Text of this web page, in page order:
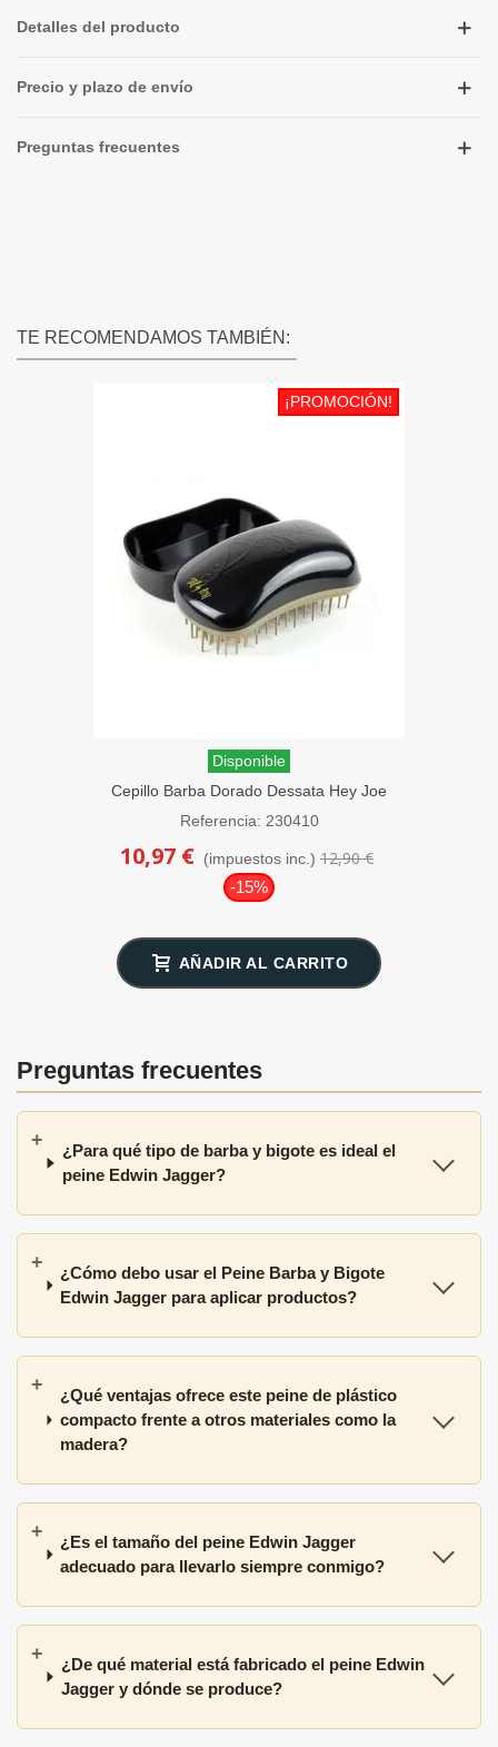
Detalles del producto
Precio y plazo de envío
Preguntas frecuentes
TE RECOMENDAMOS TAMBIÉN:
¡PROMOCIÓN!
Disponible
Cepillo Barba Dorado Dessata Hey Joe
Referencia: 230410
10,97 € (impuestos inc.) 12,90 €
-15%
AÑADIR AL CARRITO
Preguntas frecuentes
¿Para qué tipo de barba y bigote es ideal el
peine Edwin Jagger?
¿Cómo debo usar el Peine Barba y Bigote
Edwin Jagger para aplicar productos?
¿Qué ventajas ofrece este peine de plástico
compacto frente a otros materiales como la
madera?
¿Es el tamaño del peine Edwin Jagger
adecuado para llevarlo siempre conmigo?
¿De qué material está fabricado el peine Edwin
Jagger y dónde se produce?